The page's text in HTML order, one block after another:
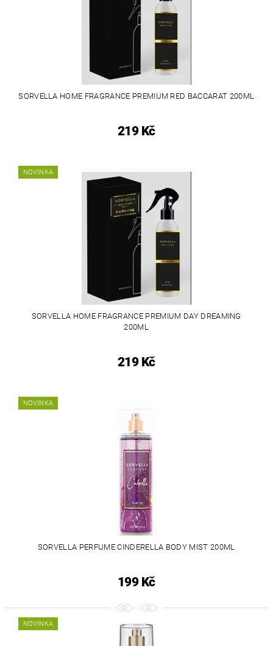
SORVELLA HOME FRAGRANCE PREMIUM RED BACCARAT 200ML
219 Kč
NOVINKA
SORVELLA HOME FRAGRANCE PREMIUM DAY DREAMING
200ML
219 Kč
NOVINKA
SORVELLA PERFUME CINDERELLA BODY MIST 200ML
199 Kč
NOVINKA